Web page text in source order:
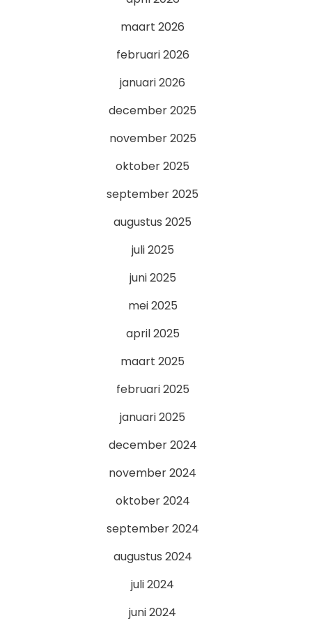
maart 2026
februari 2026
januari 2026
december 2025
november 2025
oktober 2025
september 2025
augustus 2025
juli 2025
juni 2025
mei 2025
april 2025
maart 2025
februari 2025
januari 2025
december 2024
november 2024
oktober 2024
september 2024
augustus 2024
juli 2024
juni 2024